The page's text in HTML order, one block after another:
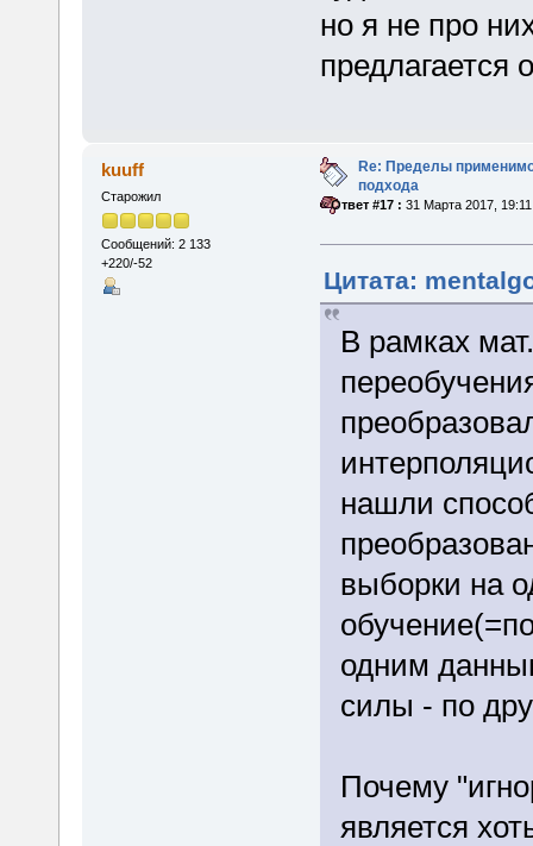
но я не про
предлагается
kuuff
Старожил
Сообщений: 2 133
+220/-52
Re: Пределы
подхода
«Ответ #17 : 31 Марта 2017,
Цитата:
В рамках
нашли
выборки на
одним
силы - по
Почему
является